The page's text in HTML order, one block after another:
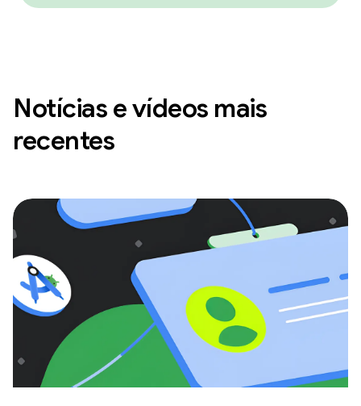
Notícias e vídeos mais
recentes